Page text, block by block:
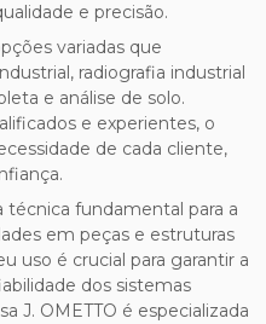
e precisão.
variadas que
radiografia industrial
e análise de solo.
e experientes, o
de cada cliente,
técnica fundamental para a
em peças e estruturas
uso é crucial para garantir a
dos sistemas
J. OMETTO é especializada